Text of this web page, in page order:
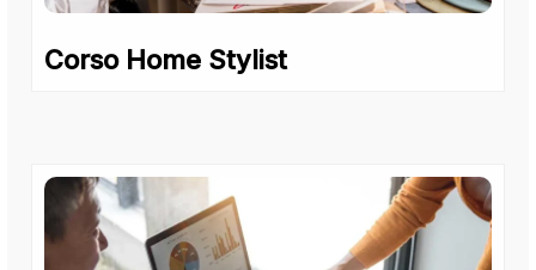
Corso Home Stylist